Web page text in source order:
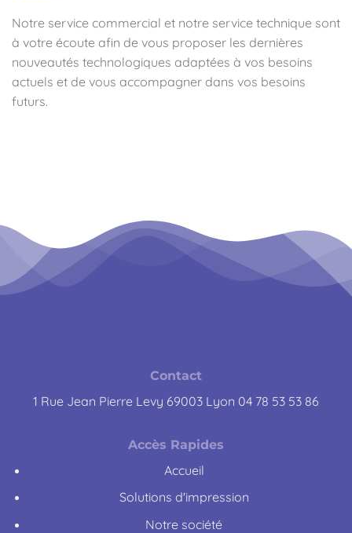
Notre service commercial et notre service technique sont
à votre écoute afin de vous proposer les dernières
nouveautés technologiques adaptées à vos besoins
actuels et de vous accompagner dans vos besoins
futurs.
Contact
1 Rue Jean Pierre Levy 69003 Lyon 04 78 53 53 86
Accès Rapides
Accueil
Solutions d'impression
Notre société